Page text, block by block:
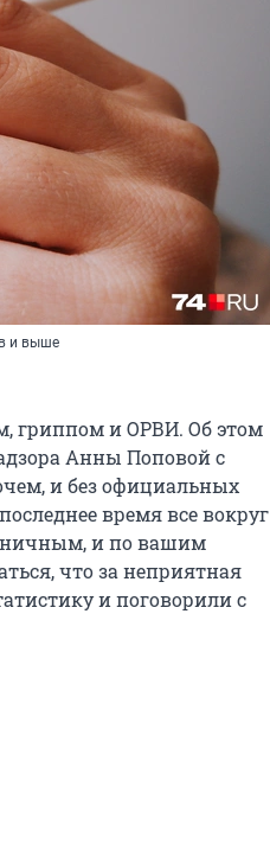
и выше
гриппом и ОРВИ. Об этом
Анны Поповой с
и без официальных
время все вокруг
и по вашим
что за неприятная
и поговорили с